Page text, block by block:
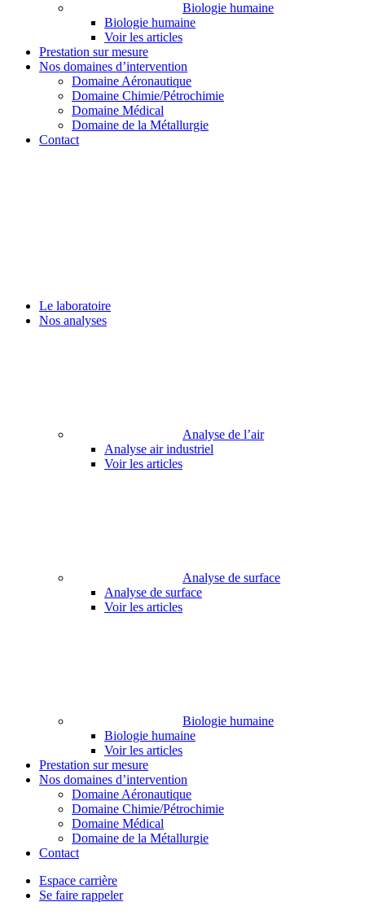
Biologie humaine
Biologie humaine
Voir les articles
Prestation sur mesure
Nos domaines d’intervention
Domaine Aéronautique
Domaine Chimie/Pétrochimie
Domaine Médical
Domaine de la Métallurgie
Contact
Le laboratoire
Nos analyses
Analyse de l’air
Analyse air industriel
Voir les articles
Analyse de surface
Analyse de surface
Voir les articles
Biologie humaine
Biologie humaine
Voir les articles
Prestation sur mesure
Nos domaines d’intervention
Domaine Aéronautique
Domaine Chimie/Pétrochimie
Domaine Médical
Domaine de la Métallurgie
Contact
Espace carrière
Se faire rappeler